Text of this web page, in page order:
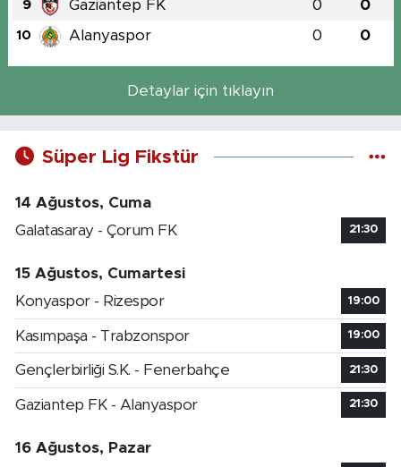
9 Gaziantep FK 0 0
10 Alanyaspor 0 0
Detaylar için tıklayın
Süper Lig Fikstür
14 Ağustos, Cuma
Galatasaray - Çorum FK
21:30
15 Ağustos, Cumartesi
Konyaspor - Rizespor
19:00
Kasımpaşa - Trabzonspor 19:00
Gençlerbirliği S.K. - Fenerbahçe 21:30
Gaziantep FK - Alanyaspor 21:30
16 Ağustos, Pazar